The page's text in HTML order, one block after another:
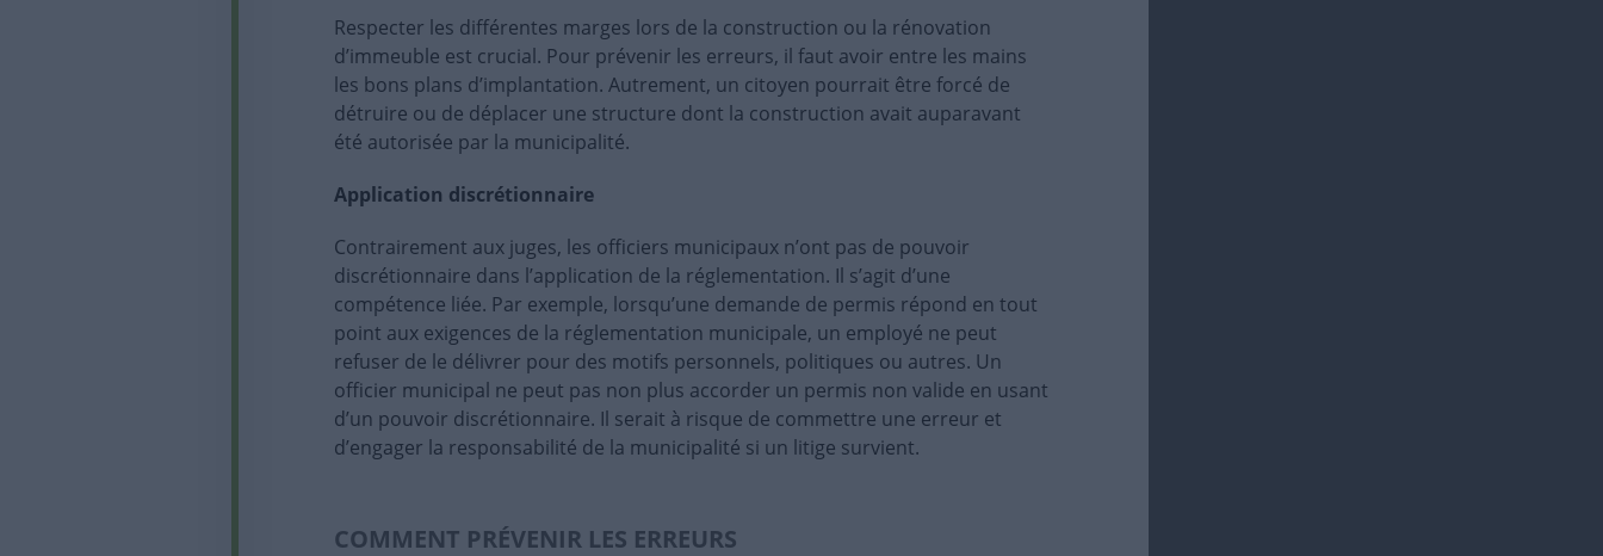
Respecter les différentes marges lors de la construction ou la rénovation
d’immeuble est crucial. Pour prévenir les erreurs, il faut avoir entre les mains
les bons plans d’implantation. Autrement, un citoyen pourrait être forcé de
détruire ou de déplacer une structure dont la construction avait auparavant
été autorisée par la municipalité.
Application discrétionnaire
Contrairement aux juges, les officiers municipaux n’ont pas de pouvoir
discrétionnaire dans l’application de la réglementation. Il s’agit d’une
compétence liée. Par exemple, lorsqu’une demande de permis répond en tout
point aux exigences de la réglementation municipale, un employé ne peut
refuser de le délivrer pour des motifs personnels, politiques ou autres. Un
officier municipal ne peut pas non plus accorder un permis non valide en usant
d’un pouvoir discrétionnaire. Il serait à risque de commettre une erreur et
d’engager la responsabilité de la municipalité si un litige survient.
COMMENT PRÉVENIR LES ERREURS